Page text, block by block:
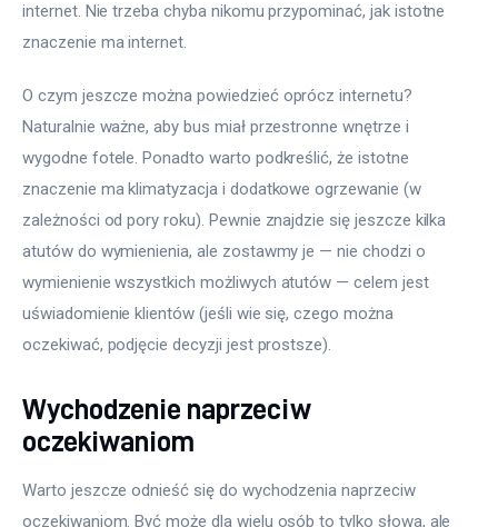
internet. Nie trzeba chyba nikomu przypominać, jak istotne
znaczenie ma internet.
O czym jeszcze można powiedzieć oprócz internetu?
Naturalnie ważne, aby bus miał przestronne wnętrze i
wygodne fotele. Ponadto warto podkreślić, że istotne
znaczenie ma klimatyzacja i dodatkowe ogrzewanie (w
zależności od pory roku). Pewnie znajdzie się jeszcze kilka
atutów do wymienienia, ale zostawmy je — nie chodzi o
wymienienie wszystkich możliwych atutów — celem jest
uświadomienie klientów (jeśli wie się, czego można
oczekiwać, podjęcie decyzji jest prostsze).
Wychodzenie naprzeciw
oczekiwaniom
Warto jeszcze odnieść się do wychodzenia naprzeciw
oczekiwaniom. Być może dla wielu osób to tylko słowa, ale